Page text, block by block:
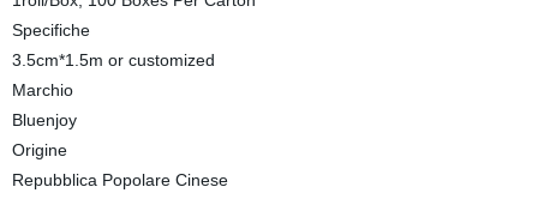
Specifiche
3.5cm*1.5m or customized
Marchio
Bluenjoy
Origine
Repubblica Popolare Cinese